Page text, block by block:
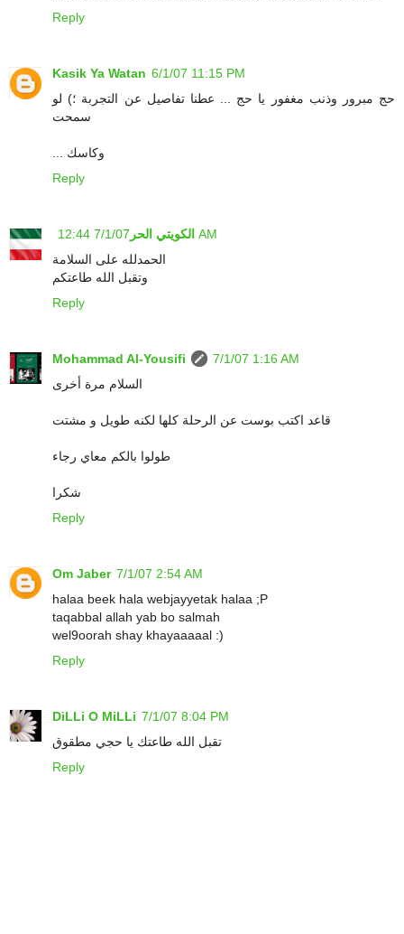
Reply
Kasik Ya Watan 6/1/07 11:15 PM
حج مبرور وذنب مغفور يا حج ... عطنا تفاصيل عن التجربة ؛) لو
سمحت
... وكاسك
Reply
الكويتي الحر 7/1/07 12:44 AM
الحمدلله على السلامة
وتقبل الله طاعتكم
Reply
Mohammad Al-Yousifi
7/1/07 1:16 AM
السلام مرة أخرى
قاعد اكتب بوست عن الرحلة كلها لكنه طويل و مشتت
طولوا بالكم معاي رجاء
شكرا
Reply
Om Jaber 7/1/07 2:54 AM
halaa beek hala webjayyetak halaa ;P
taqabbal allah yab bo salmah
wel9oorah shay khayaaaaal :)
Reply
DiLLi O MiLLi 7/1/07 8:04 PM
تقبل الله طاعتك يا حجي مطقوق
Reply